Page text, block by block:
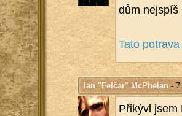
dům nej­spíš
Tato
Ian "Felčar" McPhelan -
Při­ký­vl